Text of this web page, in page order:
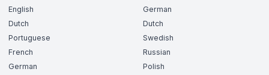
English
Dutch
Portuguese
French
German
German
Dutch
Swedish
Russian
Polish